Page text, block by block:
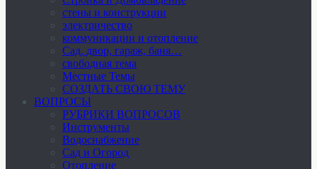
стены и конструкции
электричество
коммуникации и отопление
Cад, двор, гараж, баня…
свободная тема
Местные Темы
СОЗДАТЬ СВОЮ ТЕМУ
ВОПРОСЫ
РУБРИКИ ВОПРОСОВ
Инструменты
Водоснабжение
Сад и Огород
Отопление